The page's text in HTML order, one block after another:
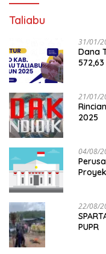
Taliabu
31/01/
Dana
21/01/
2025
04/08/
22/08/
PUPR